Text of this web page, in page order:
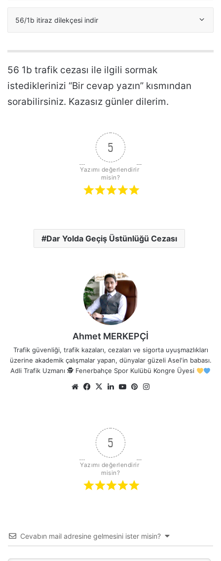
56/1b itiraz dilekçesi indir
56 1b trafik cezası ile ilgili sormak
istediklerinizi “Bir cevap yazın” kısmından
sorabilirsiniz. Kazasız günler dilerim.
5
Yazımı değerlendirir
misin?
Dar Yolda Geçiş Üstünlüğü Cezası
Ahmet MERKEPÇİ
Trafik güvenliği, trafik kazaları, cezaları ve sigorta uyuşmazlıkları
üzerine akademik çalışmalar yapan, dünyalar güzeli Asel'in babası.
Adli Trafik Uzmanı 🕵Fenerbahçe Spor Kulübü Kongre Üyesi
Web Facebook
X LinkedIn
YouTubePinterest
5
Yazımı değerlendirir
misin?
Cevabın mail adresine gelmesini ister misin?